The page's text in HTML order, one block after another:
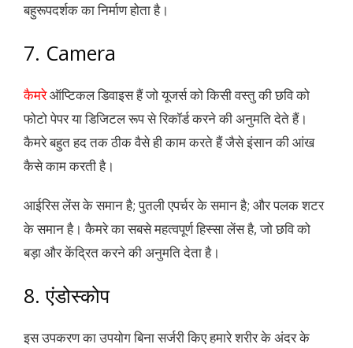
बहुरूपदर्शक का निर्माण होता है।
7. Camera
कैमरेऑप्टिकल डिवाइस हैं जो यूजर्स को किसी वस्तु की छवि को
फोटो पेपर या डिजिटल रूप से रिकॉर्ड करने की अनुमति देते हैं।
कैमरे बहुत हद तक ठीक वैसे ही काम करते हैं जैसे इंसान की आंख
कैसे काम करती है।
आईरिस लेंस के समान है; पुतली एपर्चर के समान है; और पलक शटर
के समान है। कैमरे का सबसे महत्वपूर्ण हिस्सा लेंस है, जो छवि को
बड़ा और केंद्रित करने की अनुमति देता है।
8. एंडोस्कोप
इस उपकरण का उपयोग बिना सर्जरी किए हमारे शरीर के अंदर के